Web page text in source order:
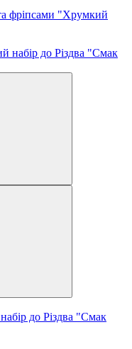
фріпсами "Хрумкий
до Різдва "Смак